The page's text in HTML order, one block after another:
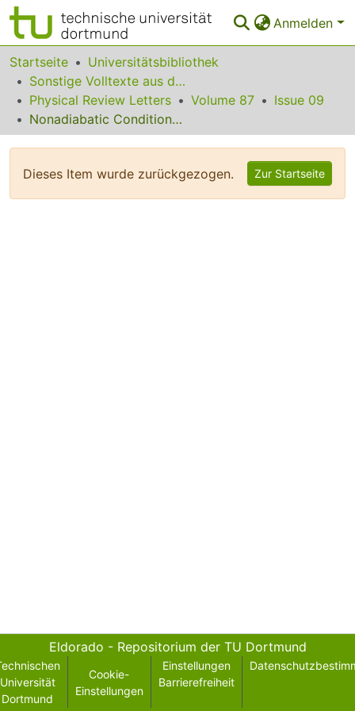
Anmelden
Bereiche & Sammlungen
Das gesamte Repositorium
Statistiken
Startseite
Universitätsbibliothek
Sonstige Volltexte aus dem Bibliotheksangebot
Physical Review Letters
Volume 87
Issue 09
Nonadiabatic Conditional Geometric Phase Shift with NMR
Dieses Item wurde zurückgezogen. Zur Startseite
Eldorado - Repositorium der TU Dortmund
Universität
Dortmund
Cookie-
Einstellungen
Einstellungen
Barrierefreiheit